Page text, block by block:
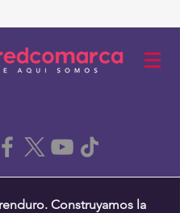
Construyamos la